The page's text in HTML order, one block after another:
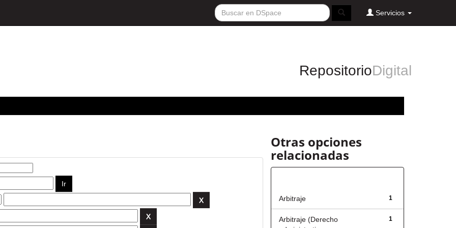
Servicios
RepositorioDigital
Otras opciones
relacionadas
1
Arbitraje
1
Arbitraje (Derecho